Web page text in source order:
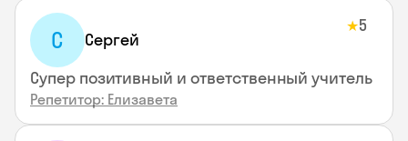
С Сергей
★5
Супер позитивный и ответственный учитель
Репетитор: Елизавета